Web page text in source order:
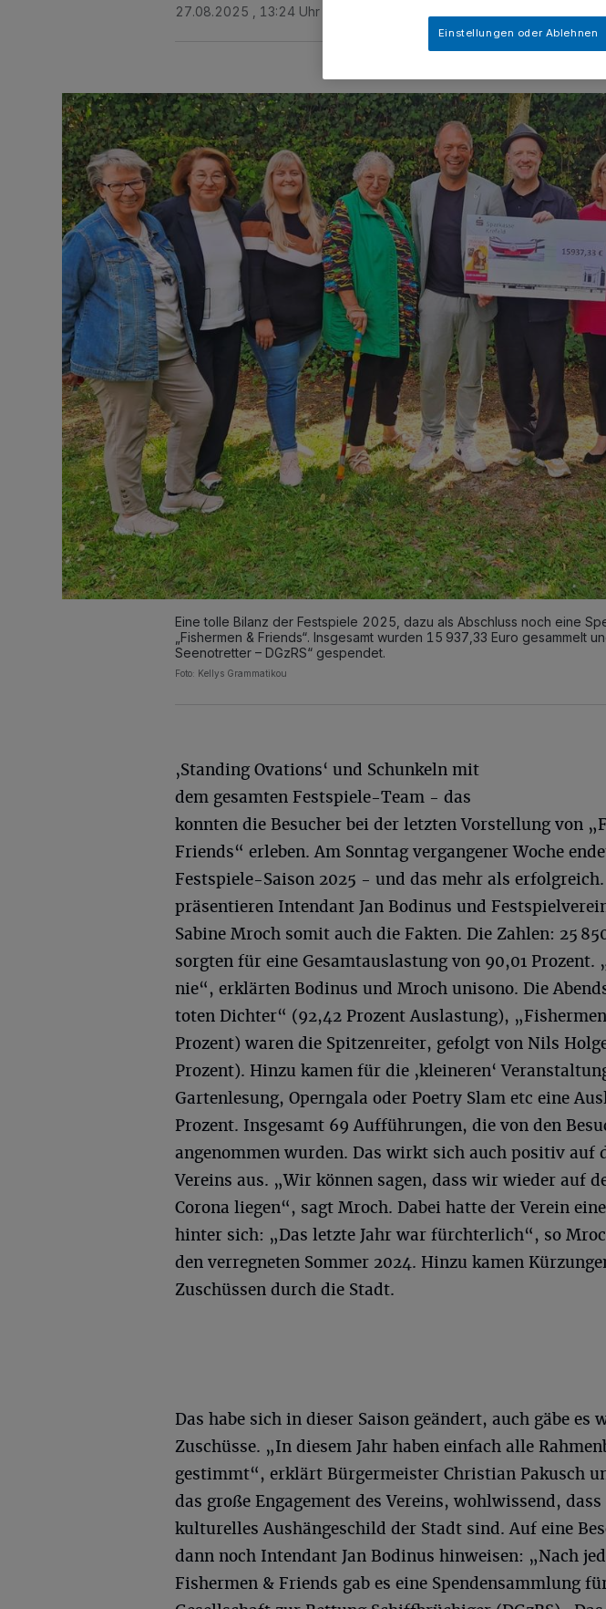
27.08.2025 , 13:24 Uhr
Eine tolle Bilanz der Festspiele 2025, dazu als Abschluss noch eine
„Fishermen & Friends“. Insgesamt wurden 15 937,33 Euro gesammelt
Seenotretter – DGzRS“ gespendet.
Foto: Kellys Grammatikou
‚Standing Ovations‘ und Schunkeln mit
dem gesamten Festspiele-Team - das
konnten die Besucher bei der letzten Vorstellung von
Friends“ erleben. Am Sonntag vergangener Woche
Festspiele-Saison 2025 - und das mehr als
präsentieren Intendant Jan Bodinus und
Sabine Mroch somit auch die Fakten. Die Zahlen: 25
sorgten für eine Gesamtauslastung von 90,01 Prozent.
nie“, erklärten Bodinus und Mroch unisono. Die
toten Dichter“ (92,42 Prozent Auslastung),
Prozent) waren die Spitzenreiter, gefolgt von Nils
Prozent). Hinzu kamen für die ‚kleineren‘
Gartenlesung, Operngala oder Poetry Slam etc eine
Prozent. Insgesamt 69 Aufführungen, die von den
angenommen wurden. Das wirkt sich auch positiv auf
Vereins aus. „Wir können sagen, dass wir wieder auf
Corona liegen“, sagt Mroch. Dabei hatte der Verein
hinter sich: „Das letzte Jahr war fürchterlich“, so
den verregneten Sommer 2024. Hinzu kamen
Zuschüssen durch die Stadt.
Das habe sich in dieser Saison geändert, auch gäbe es
Zuschüsse. „In diesem Jahr haben einfach alle
gestimmt“, erklärt Bürgermeister Christian Pakusch
das große Engagement des Vereins, wohlwissend,
kulturelles Aushängeschild der Stadt sind. Auf eine
dann noch Intendant Jan Bodinus hinweisen: „Nach
Fishermen & Friends gab es eine Spendensammlung
Einstellungen oder Ablehnen